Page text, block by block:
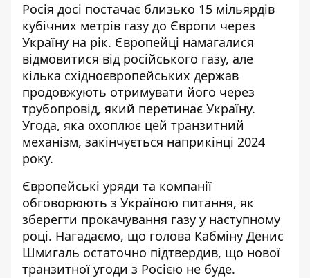
Росія досі постачає близько 15 мільярдів
кубічних метрів газу до Європи через
Україну на рік. Європейці намагалися
відмовитися від російського газу, але
кілька східноєвропейських держав
продовжують отримувати його через
трубопровід, який перетинає Україну.
Угода, яка охоплює цей транзитний
механізм, закінчується наприкінці 2024
року.
Європейські уряди та компанії
обговорюють з Україною питання, як
зберегти прокачування газу у наступному
році. Нагадаємо, що голова Кабміну Денис
Шмигаль остаточно підтвердив, що нової
транзитної угоди з Росією не буде.